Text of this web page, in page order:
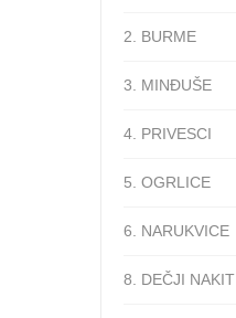
2. BURME
3. MINĐUŠE
4. PRIVESCI
5. OGRLICE
6. NARUKVICE
8. DEČJI NAKIT